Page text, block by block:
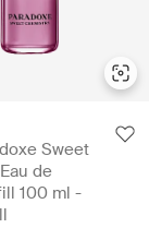
Sweet
de
100 ml -